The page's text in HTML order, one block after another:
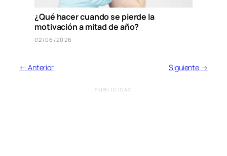
¿Qué hacer cuando se pierde la
motivación a mitad de año?
02/06/2026
← Anterior Siguiente →
PUBLICIDAD